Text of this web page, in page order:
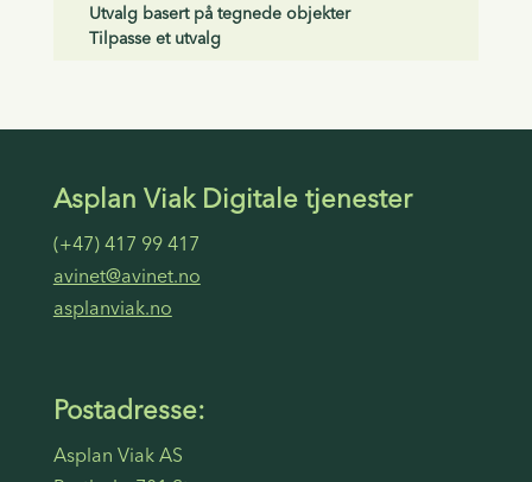
Utvalg basert på tegnede objekter
Tilpasse et utvalg
Asplan Viak Digitale tjenester
(+47) 417 99 417
avinet@avinet.no
asplanviak.no
Postadresse:
Asplan Viak AS